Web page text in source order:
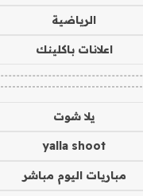
الرياضية
اعلانات باكلينك
يلا شوت
yalla shoot
مباريات اليوم مباشر